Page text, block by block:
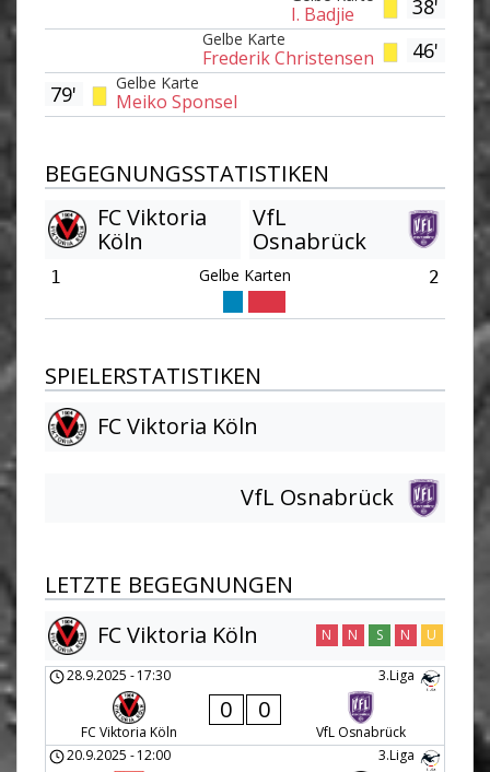
38'
I. Badjie
46'
Gelbe Karte
Frederik Christensen
Gelbe Karte
Meiko Sponsel
79'
BEGEGNUNGSSTATISTIKEN
FC Viktoria
Köln
VfL
Osnabrück
1 Gelbe Karten 2
SPIELERSTATISTIKEN
FC Viktoria Köln
VfL Osnabrück
LETZTE BEGEGNUNGEN
FC Viktoria Köln
N N S N U
3.Liga
28.9.2025 -17:30
FC Viktoria Köln
0 0
VfL Osnabrück
3.Liga
20.9.2025 -12:00